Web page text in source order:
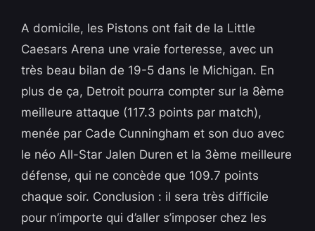
A domicile, les Pistons ont fait de la Little
Caesars Arena une vraie forteresse, avec un
très beau bilan de 19-5 dans le Michigan. En
plus de ça, Detroit pourra compter sur la 8ème
meilleure attaque (117.3 points par match),
menée par Cade Cunningham et son duo avec
le néo All-Star Jalen Duren et la 3ème meilleure
défense, qui ne concède que 109.7 points
chaque soir. Conclusion : il sera très difficile
pour n’importe qui d’aller s’imposer chez les